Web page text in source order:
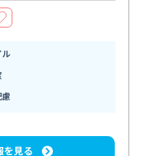
を見る